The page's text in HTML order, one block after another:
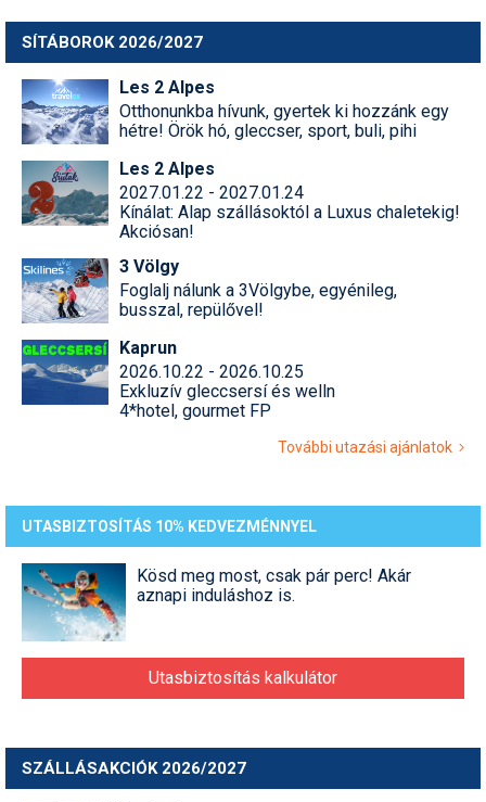
SÍTÁBOROK 2026/2027
Les 2 Alpes
Otthonunkba hívunk, gyertek ki hozzánk egy
hétre! Örök hó, gleccser, sport, buli, pihi
Les 2 Alpes
2027.01.22 - 2027.01.24
Kínálat: Alap szállásoktól a Luxus chaletekig!
Akciósan!
3 Völgy
Foglalj nálunk a 3Völgybe, egyénileg,
busszal, repülővel!
Kaprun
2026.10.22 - 2026.10.25
Exkluzív gleccsersí és welln
4*hotel, gourmet FP
További utazási ajánlatok
UTASBIZTOSÍTÁS 10% KEDVEZMÉNNYEL
Kösd meg most, csak pár perc! Akár
aznapi induláshoz is.
Utasbiztosítás kalkulátor
SZÁLLÁSAKCIÓK 2026/2027